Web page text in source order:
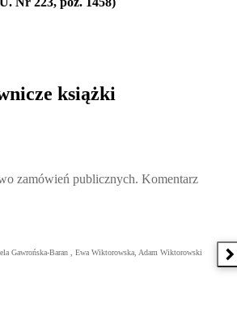
książki
zamówień publicznych. Komentarz
Gawrońska-Baran , Ewa Wiktorowska, Adam Wiktorowski